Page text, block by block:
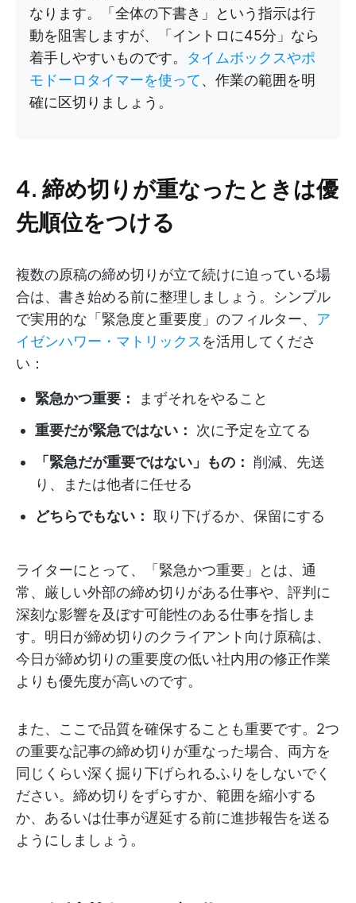
なります。「全体の下書き」という指示は行
動を阻害しますが、「イントロに45分」なら
着手しやすいものです。 タイムボックスやポ
モドーロタイマーを使って、作業の範囲を明
確に区切りましょう。
4. 締め切りが重なったときは優
先順位をつける
複数の原稿の締め切りが立て続けに迫っている場
合は、書き始める前に整理しましょう。シンプル
で実用的な「緊急度と重要度」のフィルター、 ア
イゼンハワー・マトリックス を活用してくださ
い：
緊急かつ重要：
まずそれをやること
重要だが緊急ではない：
次に予定を立てる
「緊急だが重要ではない」もの： 削減、先送
り、または他者に任せる
どちらでもない： 取り下げるか、保留にする
ライターにとって、「緊急かつ重要」とは、通
常、厳しい外部の締め切りがある仕事や、評判に
深刻な影響を及ぼす可能性のある仕事を指しま
す。明日が締め切りのクライアント向け原稿は、
今日が締め切りの重要度の低い社内用の修正作業
よりも優先度が高いのです。
また、ここで品質を確保することも重要です。2つ
の重要な記事の締め切りが重なった場合、両方を
同じくらい深く掘り下げられるふりをしないでく
ださい。締め切りをずらすか、範囲を縮小する
か、あるいは仕事が遅延する前に進捗報告を送る
ようにしましょう。